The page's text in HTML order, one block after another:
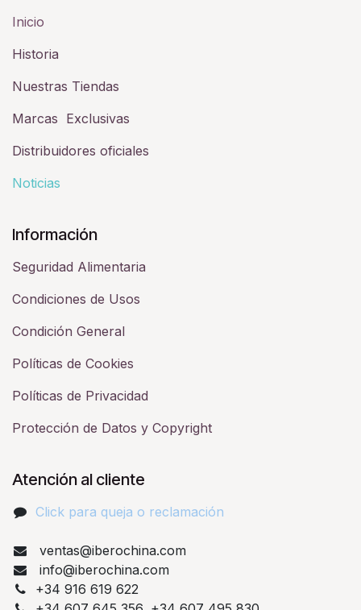
Inicio
Historia​
Nuestras Tiendas
Marcas Exclusivas
Distribuidores oficiales
Noticias
Información
Seguridad Alimentaria
Condiciones de Usos
Condición General
Políticas de Cookies
Políticas de Privacidad
Protección de Datos y Copyright
Atención al cliente
Click para queja o reclamación​
ventas@iberochina.com
info@iberochina.com
+34 916 619 622